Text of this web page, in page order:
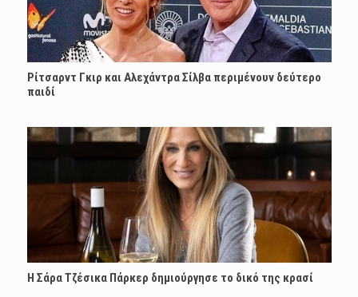
Ρίτσαρντ Γκιρ και Αλεχάντρα Σίλβα περιμένουν δεύτερο
παιδί
Η Σάρα Τζέσικα Πάρκερ δημιούργησε το δικό της κρασί